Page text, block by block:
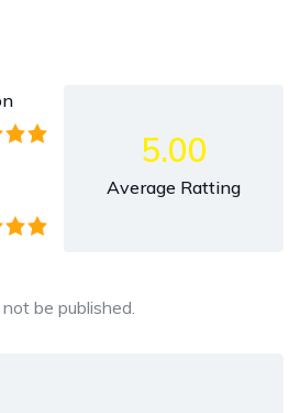
5.00
Average Ratting
be published.